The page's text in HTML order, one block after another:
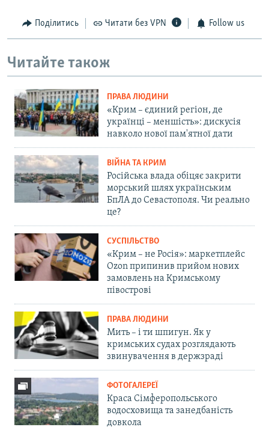
Поділитись Читати без VPN Follow us
Читайте також
ПРАВА ЛЮДИНИ
«Крим – єдиний регіон, де
українці – меншість»: дискусія
навколо нової пам'ятної дати
ВІЙНА ТА КРИМ
Російська влада обіцяє закрити
морський шлях українським
БпЛА до Севастополя. Чи реально
це?
СУСПІЛЬСТВО
«Крим – не Росія»: маркетплейс
Ozon припинив прийом нових
замовлень на Кримському
півострові
ПРАВА ЛЮДИНИ
Мить – і ти шпигун. Як у
кримських судах розглядають
звинувачення в держзраді
ФОТОГАЛЕРЕЇ
Краса Сімферопольського
водосховища та занедбаність
довкола